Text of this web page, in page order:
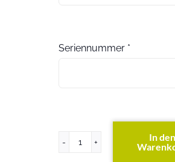
Seriennummer *
PowerEdge
In den